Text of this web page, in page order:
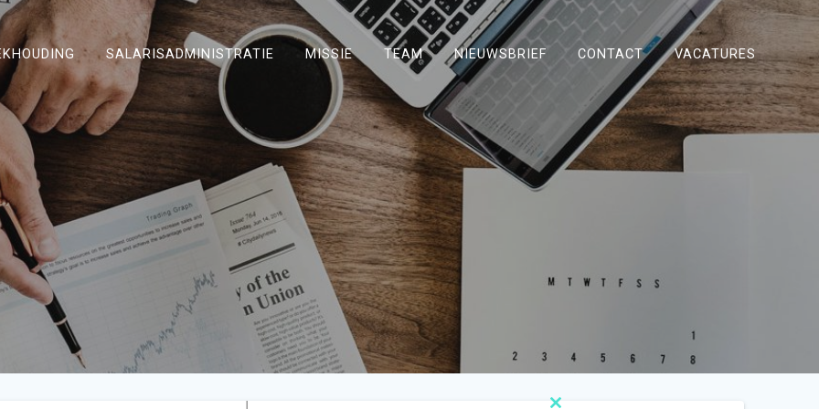
SALARISADMINISTRATIE MISSIE TEAM NIEUWSBRIEF CONTACT VACATURES